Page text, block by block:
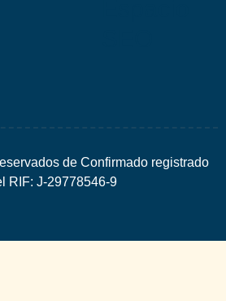
de Confirmado registrado
RIF: J-29778546-9